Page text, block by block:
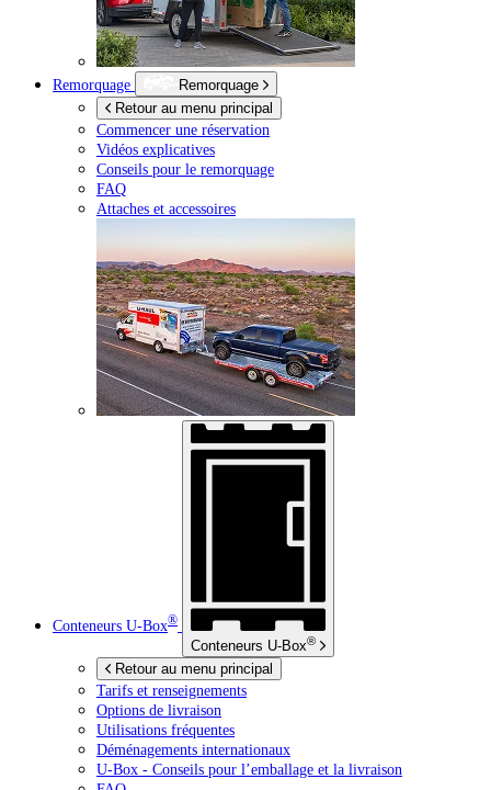
Remorquage
Remorquage
Retour au menu principal
Commencer une réservation
Vidéos explicatives
Conseils pour le remorquage
FAQ
Attaches et accessoires
Conteneurs U-Box®
Conteneurs U-Box®
Retour au menu principal
Tarifs et renseignements
Options de livraison
Utilisations fréquentes
Déménagements internationaux
U-Box - Conseils pour l’emballage et la livraison